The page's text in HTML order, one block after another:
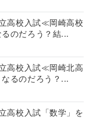
高校入試≪岡崎高校
のだろう？結...
高校入試≪岡崎北高
るのだろう？...
高校入試「数学」を